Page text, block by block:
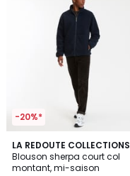
-20%*
LA REDOUTE COLLECTIONS
Blouson sherpa court col
montant, mi-saison
5
/
5